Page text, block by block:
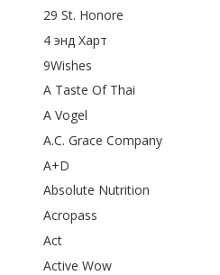
29 St. Honore
4 энд Харт
9Wishes
A Taste Of Thai
A Vogel
A.C. Grace Company
A+D
Absolute Nutrition
Acropass
Act
Active Wow